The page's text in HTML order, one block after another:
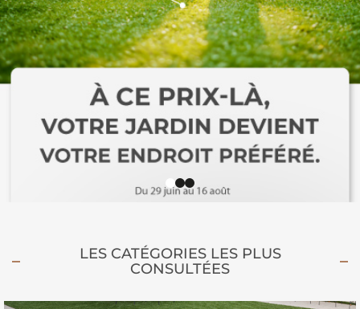
LES CATÉGORIES LES PLUS
CONSULTÉES